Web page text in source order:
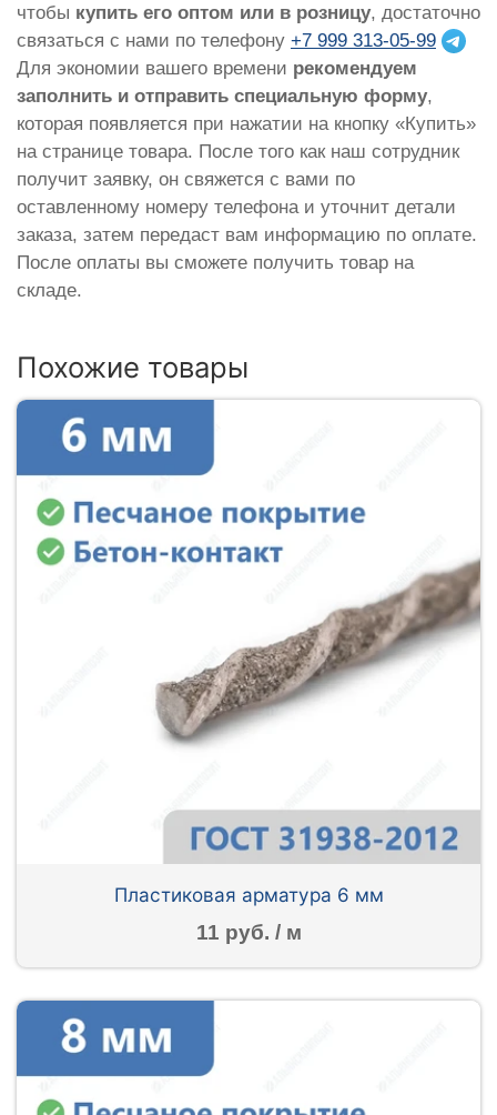
чтобы купить его оптом или в розницу, достаточно
связаться с нами по телефону +7 999 313-05-99
Для экономии вашего времени рекомендуем
заполнить и отправить специальную форму,
которая появляется при нажатии на кнопку «Купить»
на странице товара. После того как наш сотрудник
получит заявку, он свяжется с вами по
оставленному номеру телефона и уточнит детали
заказа, затем передаст вам информацию по оплате.
После оплаты вы сможете получить товар на
складе.
Похожие товары
Пластиковая арматура 6 мм
11 руб. / м